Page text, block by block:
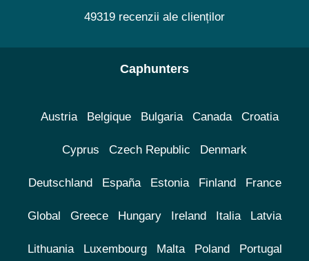
49319 recenzii ale clienților
Caphunters
Austria Belgique Bulgaria Canada Croatia
Cyprus Czech Republic Denmark
Deutschland España Estonia Finland France
Global Greece Hungary Ireland Italia Latvia
Lithuania Luxembourg Malta Poland Portugal